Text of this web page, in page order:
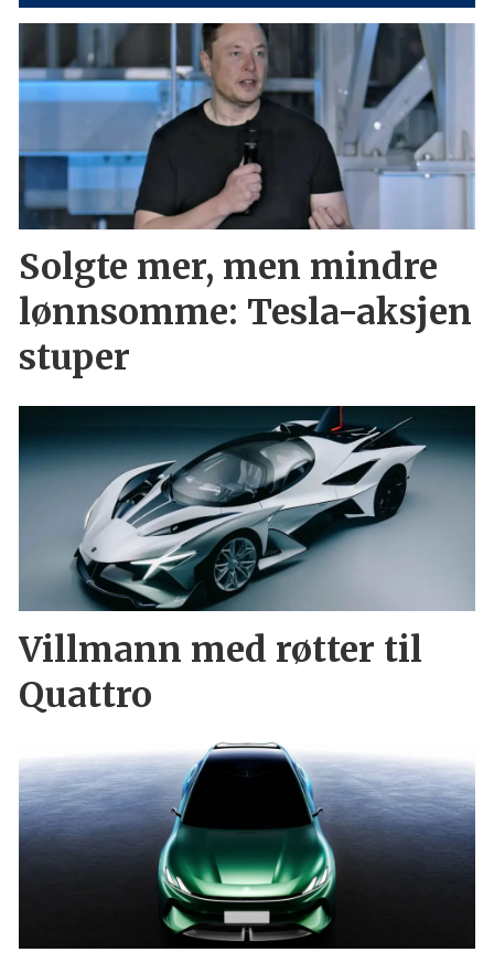
Solgte mer, men mindre
lønnsomme: Tesla-aksjen
stuper
Villmann med røtter til
Quattro